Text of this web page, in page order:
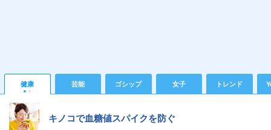
健康 芸能 ゴシップ 女子 トレンド
キノコで血糖値スパイクを防ぐ